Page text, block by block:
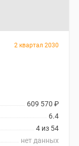
2 квартал 2030
609 570 ₽
6.4
4 из 54
нет данных